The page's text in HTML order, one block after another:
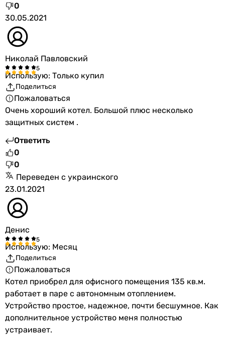
0
30.05.2021
Николай Павловский
Использую: Только купил
Поделиться
Пожаловаться
Очень хороший котел. Большой плюс несколько
защитных систем .
Ответить
0
0
Переведен с украинского
23.01.2021
Денис
Использую: Месяц
Поделиться
Пожаловаться
Котел приобрел для офисного помещения 135 кв.м.
работает в паре с автономным отоплением.
Устройство простое, надежное, почти бесшумное. Как
дополнительное устройство меня полностью
устраивает.